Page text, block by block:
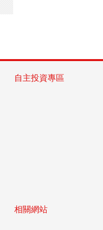
自主投資專區
相關網站